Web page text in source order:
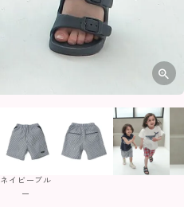
ネイビーブル
ー